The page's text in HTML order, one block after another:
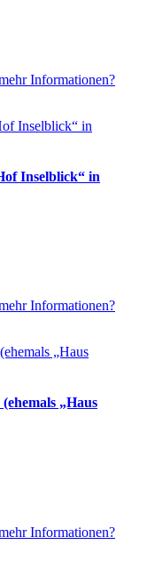
Informationen?
Inselblick“ in
Informationen?
„Haus
Informationen?